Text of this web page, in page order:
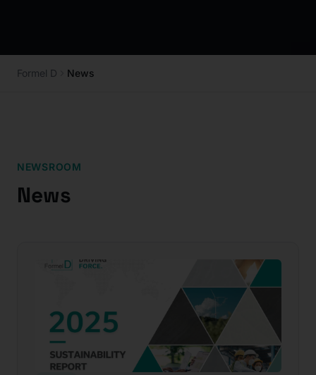
Formel D News
NEWSROOM
News